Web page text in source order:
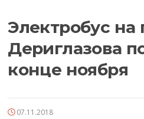
Электробус на
Дериглазова
конце ноября
07.11.2018